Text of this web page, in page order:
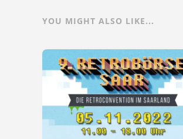
YOU MIGHT ALSO LIKE...